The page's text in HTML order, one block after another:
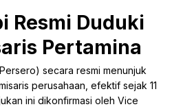
Resmi Duduki
Pertamina
secara resmi menunjuk
perusahaan, efektif sejak 11
ini dikonfirmasi oleh Vice